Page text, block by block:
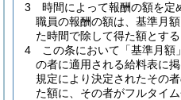
3
時間によって報酬の額を定
職員の報酬の額は、基準月
た時間で除して得た額とする
4
この条において「基準月額
の者に適用される給料表に
規定により決定されたその
た額に、その者がフルタイ